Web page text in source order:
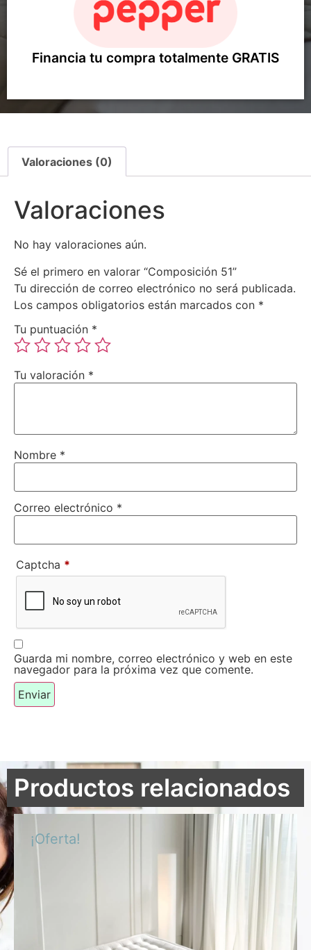
Financia tu compra totalmente GRATIS
Valoraciones (0)
Valoraciones
No hay valoraciones aún.
Sé el primero en valorar “Composición 51”
Tu dirección de correo electrónico no será publicada.
Los campos obligatorios están marcados con *
Tu puntuación *
Tu valoración *
Nombre *
Correo electrónico *
Captcha *
Guarda mi nombre, correo electrónico y web en este
navegador para la próxima vez que comente.
Productos relacionados
¡Oferta!